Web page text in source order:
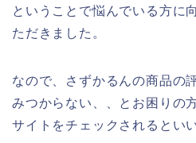
ということで悩んでいる方に
ただきました。
なので、さずかるんの商品の
みつからない、、とお困りの
サイトをチェックされるとい